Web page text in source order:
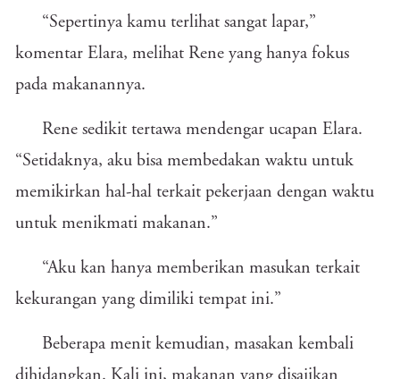
“Sepertinya kamu terlihat sangat lapar,”
komentar Elara, melihat Rene yang hanya fokus
pada makanannya.
Rene sedikit tertawa mendengar ucapan Elara.
“Setidaknya, aku bisa membedakan waktu untuk
memikirkan hal-hal terkait pekerjaan dengan waktu
untuk menikmati makanan.”
“Aku kan hanya memberikan masukan terkait
kekurangan yang dimiliki tempat ini.”
Beberapa menit kemudian, masakan kembali
dihidangkan. Kali ini, makanan yang disajikan